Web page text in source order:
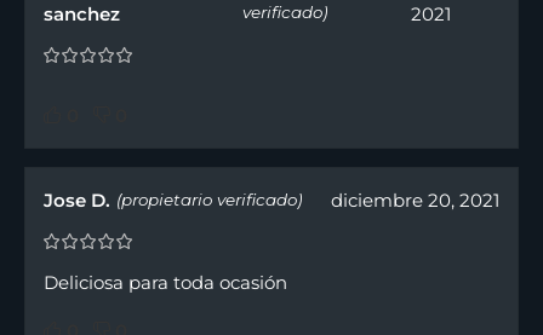
sanchez
verificado)
2021
Jose D. (propietario verificado) diciembre 20, 2021
Deliciosa para toda ocasión